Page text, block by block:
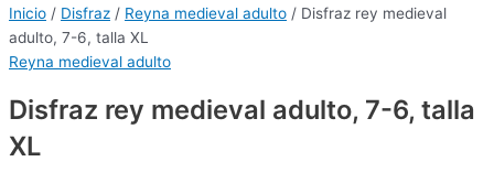
Inicio / Disfraz / Reyna medieval adulto / Disfraz rey medieval
adulto, 7-6, talla XL
Reyna medieval adulto
Disfraz rey medieval adulto, 7-6, talla
XL